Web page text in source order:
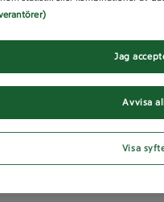
Avvisa
Jag
Visa